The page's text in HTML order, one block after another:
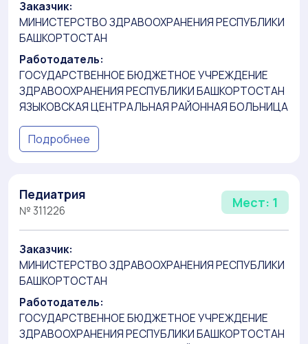
Заказчик:
МИНИСТЕРСТВО ЗДРАВООХРАНЕНИЯ РЕСПУБЛИКИ
БАШКОРТОСТАН
Работодатель:
ГОСУДАРСТВЕННОЕ БЮДЖЕТНОЕ УЧРЕЖДЕНИЕ
ЗДРАВООХРАНЕНИЯ РЕСПУБЛИКИ БАШКОРТОСТАН
ЯЗЫКОВСКАЯ ЦЕНТРАЛЬНАЯ РАЙОННАЯ БОЛЬНИЦА
Подробнее
Педиатрия
№ 311226
Мест: 1
Заказчик:
МИНИСТЕРСТВО ЗДРАВООХРАНЕНИЯ РЕСПУБЛИКИ
БАШКОРТОСТАН
Работодатель:
ГОСУДАРСТВЕННОЕ БЮДЖЕТНОЕ УЧРЕЖДЕНИЕ
ЗДРАВООХРАНЕНИЯ РЕСПУБЛИКИ БАШКОРТОСТАН